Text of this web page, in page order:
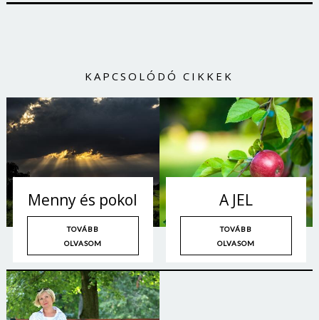
KAPCSOLÓDÓ CIKKEK
Menny és pokol
TOVÁBB
OLVASOM
A JEL
TOVÁBB
OLVASOM
Borsonline bejelentkezés
E-mail cím vagy felhasználónév